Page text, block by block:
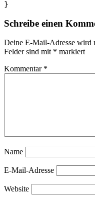
Schreibe einen
Deine E-Mail-Adresse wird
Felder sind mit * markiert
Kommentar *
Name
E-Mail-Adresse
Website